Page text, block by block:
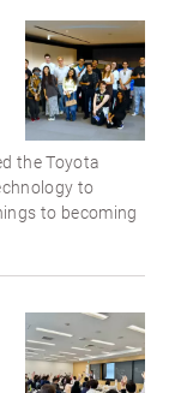
the Toyota
to
to becoming